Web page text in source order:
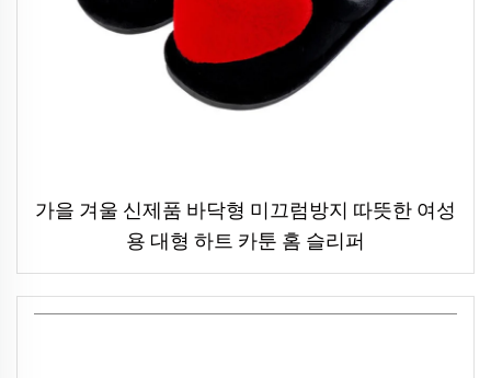
가을 겨울 신제품 바닥형 미끄럼방지 따뜻한 여성
용 대형 하트 카툰 홈 슬리퍼